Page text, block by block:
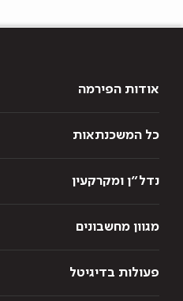
אודות הפירמה
כל המשכנתאות
נדל״ן ומקרקעין
מגוון מחשבונים
פעולות בדיגיטל